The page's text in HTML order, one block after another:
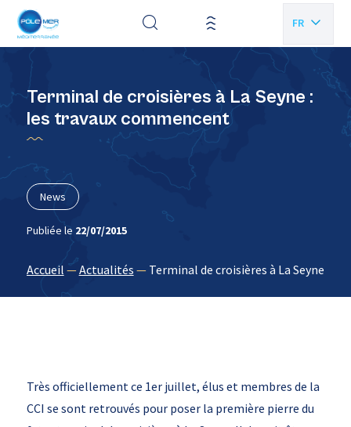
FR
Terminal de croisières à La Seyne :
les travaux commencent
News
Publiée le 22/07/2015
Accueil —Actualités — Terminal de croisières à La Seyne :
Très officiellement ce 1er juillet, élus et membres de la
CCI se sont retrouvés pour poser la première pierre du
Panneau de gestion des cookies